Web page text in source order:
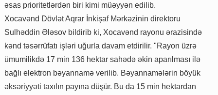
əsas prioritetlərdən biri kimi müəyyən edilib.
Xocavənd Dövlət Aqrar İnkişaf Mərkəzinin direktoru
Sulhəddin Ələsov bildirib ki, Xocavənd rayonu ərazisində
kənd təsərrüfatı işləri uğurla davam etdirilir. "Rayon üzrə
ümumilikdə 17 min 136 hektar sahədə əkin aparılması ilə
bağlı elektron bəyannamə verilib. Bəyannamələrin böyük
əksəriyyəti taxılın payına düşür. Bu da 15 min hektardan